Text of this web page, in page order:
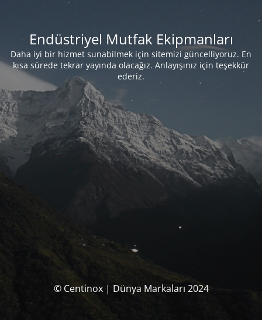
Endüstriyel Mutfak Ekipmanları
Daha iyi bir hizmet sunabilmek için sitemizi güncelliyoruz. En
kısa sürede tekrar yayında olacağız. Anlayışınız için teşekkür
ederiz.
© Centinox | Dünya Markaları 2024